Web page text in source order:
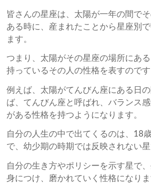
皆さんの星座は、太陽が一年の間で
ある時に、産まれたことから星座別
ます。
つまり、太陽がその星座の場所にあ
持っているその人の性格を表すのです
例えば、太陽がてんびん座にある日
ば、てんびん座と呼ばれ、バランス
がある性格を持つようになります。
自分の人生の中で出てくるのは、18
で、幼少期の時期では反映されない星
自分の生き方やポリシーを示す星で
身につけ、磨かれていく性格になりま